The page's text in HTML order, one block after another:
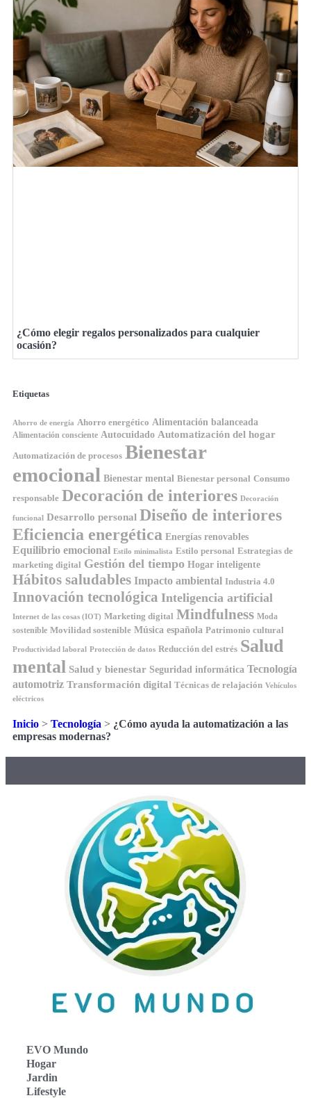
¿Cómo elegir regalos personalizados para cualquier
ocasión?
Etiquetas
Ahorro de energía Ahorro energético Alimentación balanceada
Alimentación consciente Autocuidado Automatización del hogar
Automatización de procesos Bienestar
emocional Bienestar mental Bienestar personal Consumo
responsable Decoración de interiores Decoración
funcional Desarrollo personal Diseño de interiores
Eficiencia energética Energías renovables
Equilibrio emocional Estilo minimalista Estilo personal Estrategias de
marketing digital Gestión del tiempo Hogar inteligente
Hábitos saludables Impacto ambiental Industria 4.0
Innovación tecnológica Inteligencia artificial
Internet de las cosas (IOT) Marketing digital Mindfulness Moda
sostenible Movilidad sostenible Música española Patrimonio cultural
Productividad laboral Protección de datos Reducción del estrés Salud
mental Salud y bienestar Seguridad informática Tecnología
automotriz Transformación digital Técnicas de relajación Vehículos
eléctricos
Inicio > Tecnología > ¿Cómo ayuda la automatización a las
empresas modernas?
EVO Mundo
Hogar
Jardin
Lifestyle